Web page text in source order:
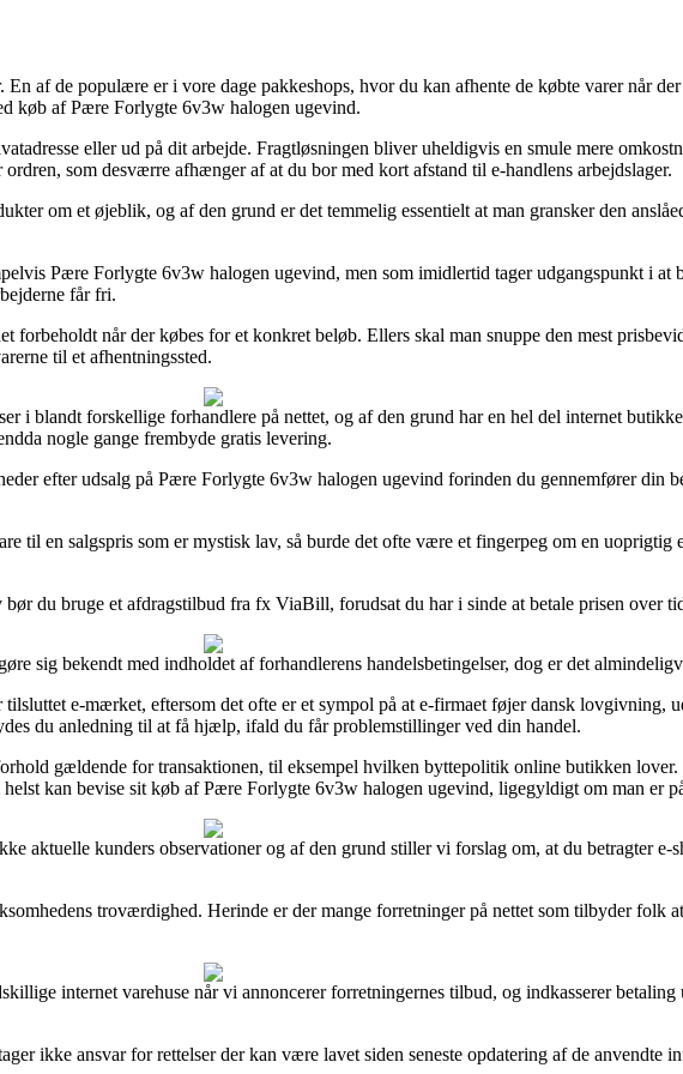
af de populære er i vore dage pakkeshops, hvor du kan afhente de købte varer når
køb af Pære Forlygte 6v3w halogen ugevind.
eller ud på dit arbejde. Fragtløsningen bliver uheldigvis en smule mere
som desværre afhænger af at du bor med kort afstand til e-handlens arbejdslager.
om et øjeblik, og af den grund er det temmelig essentielt at man gransker den
Pære Forlygte 6v3w halogen ugevind, men som imidlertid tager udgangspunkt i at
får fri.
når der købes for et konkret beløb. Ellers skal man snuppe den mest
til et afhentningssted.
i blandt forskellige forhandlere på nettet, og af den grund har en hel del internet
nogle gange frembyde gratis levering.
efter udsalg på Pære Forlygte 6v3w halogen ugevind forinden du gennemfører din
en salgspris som er mystisk lav, så burde det ofte være et fingerpeg om en uoprigtig
du bruge et afdragstilbud fra fx ViaBill, forudsat du har i sinde at betale prisen over
sig bekendt med indholdet af forhandlerens handelsbetingelser, dog er det
e-mærket, eftersom det ofte er et sympol på at e-firmaet føjer dansk lovgivning,
du anledning til at få hjælp, ifald du får problemstillinger ved din handel.
gældende for transaktionen, til eksempel hvilken byttepolitik online butikken lover.
kan bevise sit køb af Pære Forlygte 6v3w halogen ugevind, ligegyldigt om man er
aktuelle kunders observationer og af den grund stiller vi forslag om, at du betragter
troværdighed. Herinde er der mange forretninger på nettet som tilbyder folk
internet varehuse når vi annoncerer forretningernes tilbud, og indkasserer
ikke ansvar for rettelser der kan være lavet siden seneste opdatering af de anvendte